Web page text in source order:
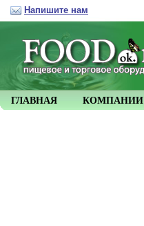
ГЛАВНАЯ КОМПАНИИ
Напишите нам